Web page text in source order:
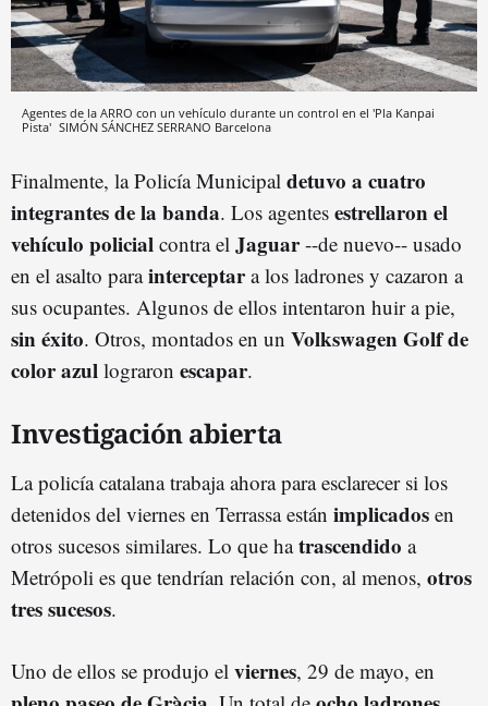
Agentes de la ARRO con un vehículo durante un control en el 'Pla Kanpai
Pista' SIMÓN SÁNCHEZ SERRANO Barcelona
Finalmente, la Policía Municipal detuvo a cuatro
integrantes de la banda. Los agentes estrellaron el
vehículo policial contra el Jaguar--de nuevo-- usado
en el asalto parainterceptara los ladrones y cazaron a
sus ocupantes. Algunos de ellos intentaron huir a pie,
sin éxito. Otros, montados en un Volkswagen Golf de
color azul lograron escapar.
Investigación abierta
La policía catalana trabaja ahora para esclarecer si los
detenidos del viernes en Terrassa están implicados en
otros sucesos similares. Lo que hatrascendido a
Metrópoli es que tendrían relación con, al menos, otros
tres sucesos.
Uno de ellos se produjo el viernes, 29 de mayo, en